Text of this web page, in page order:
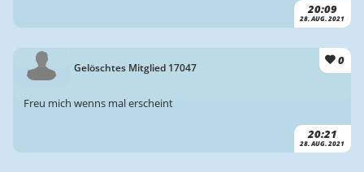
20:09
28. AUG. 2021
Gelöschtes Mitglied 17047 0
20:21
28. AUG. 2021
Freu mich wenns mal erscheint